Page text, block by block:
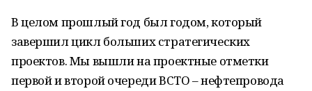
В целом прошлый год был годом, который
завершил цикл больших стратегических
проектов. Мы вышли на проектные отметки
первой и второй очереди ВСТО – нефтепровода